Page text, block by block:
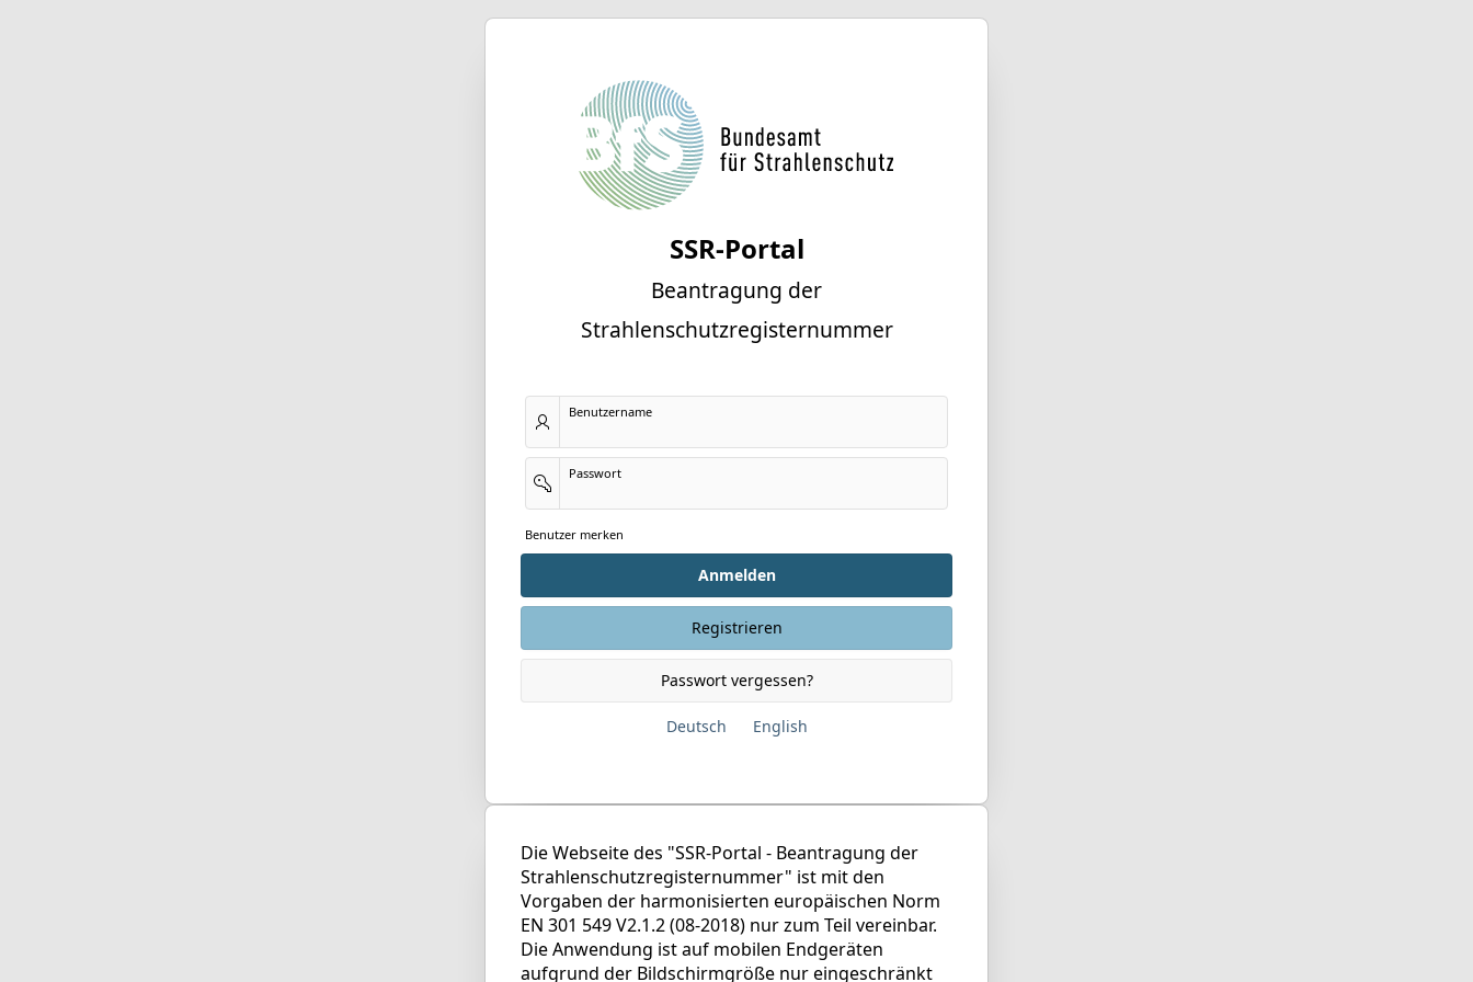
SSR-Portal
Beantragung der
Strahlenschutzregisternummer
Benutzername
Passwort
Benutzer merken
Anmelden
Registrieren
Passwort vergessen?
Deutsch English
Die Webseite des "SSR-Portal - Beantragung der
Strahlenschutzregisternummer" ist mit den
Vorgaben der harmonisierten europäischen Norm
EN 301 549 V2.1.2 (08-2018) nur zum Teil vereinbar.
Die Anwendung ist auf mobilen Endgeräten
aufgrund der Bildschirmgröße nur eingeschränkt